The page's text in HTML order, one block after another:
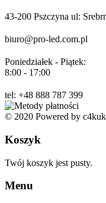
43-200 Pszczyna ul:
biuro@pro-led.com.pl
Poniedziałek - Piątek:
8:00 - 17:00
tel: +48 888 787 399
© 2020 Powered by
Koszyk
Twój koszyk jest pusty.
Menu